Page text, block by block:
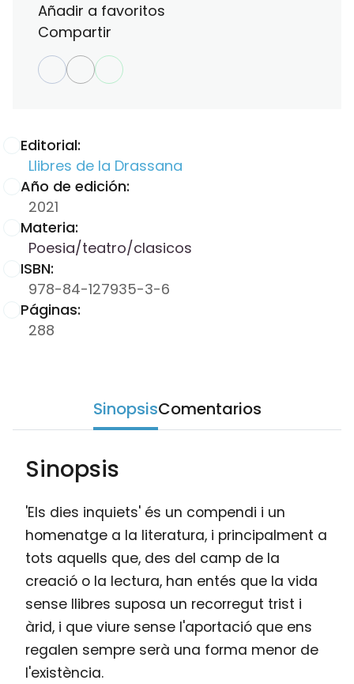
Editorial:
Llibres de la Drassana
Año de edición:
2021
Materia:
Poesia/teatro/clasicos
ISBN:
978-84-127935-3-6
Páginas:
288
Añadir a favoritos
Compartir
SinopsisComentarios
Sinopsis
'Els dies inquiets' és un compendi i un
homenatge a la literatura, i principalment a
tots aquells que, des del camp de la
creació o la lectura, han entés que la vida
sense llibres suposa un recorregut trist i
àrid, i que viure sense l'aportació que ens
regalen sempre serà una forma menor de
l'existència.